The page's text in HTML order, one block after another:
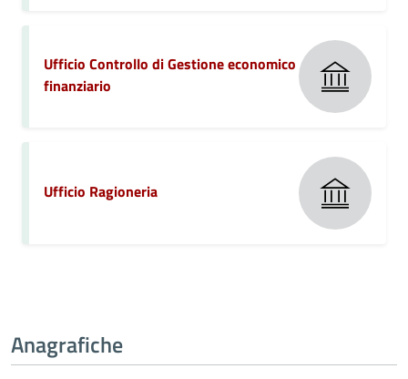
Ufficio Controllo di Gestione economico
finanziario
Ufficio Ragioneria
Anagrafiche